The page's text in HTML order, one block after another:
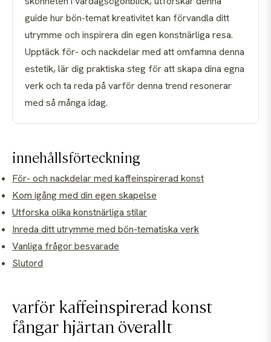
guide hur bön-temat kreativitet kan förvandla ditt
utrymme och inspirera din egen konstnärliga resa.
Upptäck för- och nackdelar med att omfamna denna
estetik, lär dig praktiska steg för att skapa dina egna
verk och ta reda på varför denna trend resonerar
med så många idag.
innehållsförteckning
För- och nackdelar med kaffeinspirerad konst
Kom igång med din egen skapelse
Utforska olika konstnärliga stilar
Inreda ditt utrymme med bön-tematiska verk
Vanliga frågor besvarade
Slutord
varför kaffeinspirerad konst
fångar hjärtan överallt